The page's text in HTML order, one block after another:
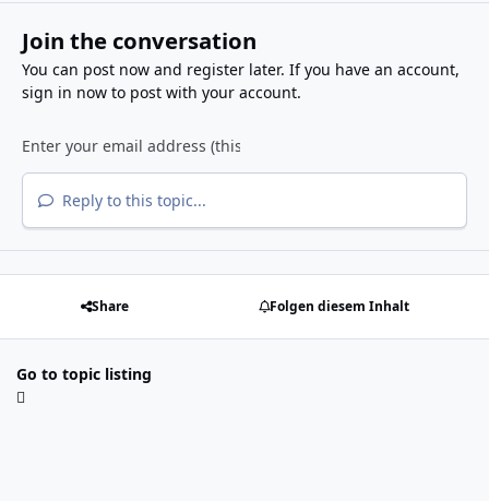
Join the conversation
You can post now and register later. If you have an account,
sign in nowto post with your account.
Reply to this topic...
Share Folgen diesem Inhalt
Go to topic listing